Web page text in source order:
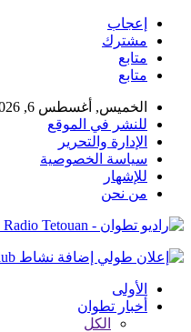
إعجاب
مشترك
متابع
متابع
الخميس, أغسطس 6, 2026
للنشر في الموقع
الإدارة والتحرير
سياسة الخصوصية
للإشهار
من نحن
الأولى
أخبار تطوان
الكل